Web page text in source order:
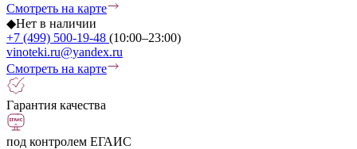
Смотреть на карте
◆Нет в наличии
+7 (499) 500-19-48 (10:00–23:00)
vinoteki.ru@yandex.ru
Смотреть на карте
Гарантия качества
под контролем ЕГАИС